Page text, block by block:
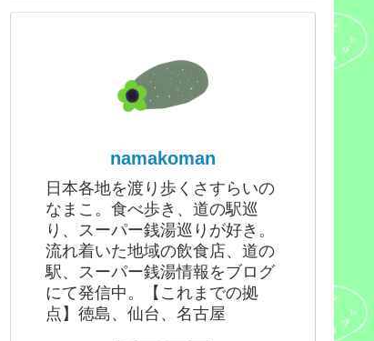
namakoman
日本各地を渡り歩くさすらいの
なまこ。食べ歩き、道の駅巡
り、スーパー銭湯巡りが好き。
流れ着いた地域の飲食店、道の
駅、スーパー銭湯情報をブログ
にて発信中。【これまでの拠
点】徳島、仙台、名古屋